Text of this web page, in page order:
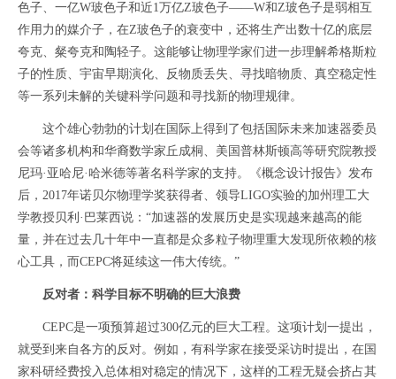
色子、一亿W玻色子和近1万亿Z玻色子——W和Z玻色子是弱相互
作用力的媒介子，在Z玻色子的衰变中，还将生产出数十亿的底层
夸克、粲夸克和陶轻子。这能够让物理学家们进一步理解希格斯粒
子的性质、宇宙早期演化、反物质丢失、寻找暗物质、真空稳定性
等一系列未解的关键科学问题和寻找新的物理规律。
这个雄心勃勃的计划在国际上得到了包括国际未来加速器委员
会等诸多机构和华裔数学家丘成桐、美国普林斯顿高等研究院教授
尼玛·亚哈尼·哈米德等著名科学家的支持。《概念设计报告》发布
后，2017年诺贝尔物理学奖获得者、领导LIGO实验的加州理工大
学教授贝利·巴莱西说：“加速器的发展历史是实现越来越高的能
量，并在过去几十年中一直都是众多粒子物理重大发现所依赖的核
心工具，而CEPC将延续这一伟大传统。”
反对者：科学目标不明确的巨大浪费
CEPC是一项预算超过300亿元的巨大工程。这项计划一提出，
就受到来自各方的反对。例如，有科学家在接受采访时提出，在国
家科研经费投入总体相对稳定的情况下，这样的工程无疑会挤占其